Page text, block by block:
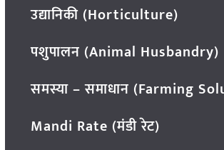
उद्यानिकी (Horticulture)
पशुपालन (Animal Husbandry)
समस्या – समाधान (Farming
Mandi Rate (मंडी रेट)